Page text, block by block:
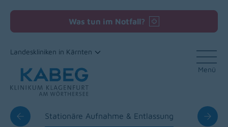
Zum Inhalt
Was tun im Notfall?
Landeskliniken in Kärnten
Menü
Stationäre Aufnahme & Entlassung